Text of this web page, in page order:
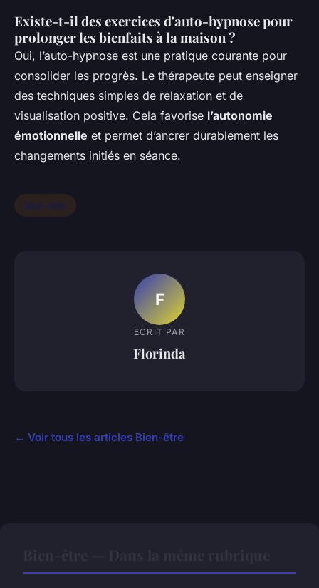
Existe-t-il des exercices d'auto-hypnose pour
prolonger les bienfaits à la maison ?
Oui, l’auto-hypnose est une pratique courante pour
consolider les progrès. Le thérapeute peut enseigner
des techniques simples de relaxation et de
visualisation positive. Cela favorise l’autonomie
émotionnelle et permet d’ancrer durablement les
changements initiés en séance.
bien-etre
F
ECRIT PAR
Florinda
← Voir tous les articles Bien-être